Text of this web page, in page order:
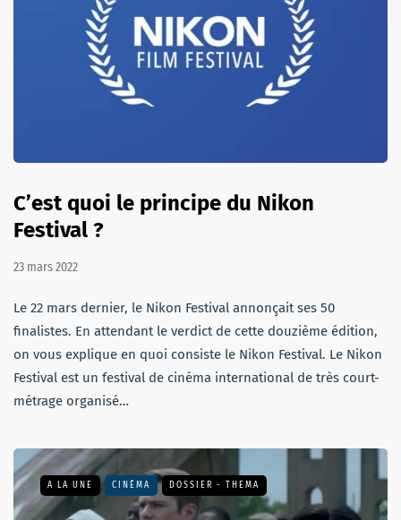
C’est quoi le principe du Nikon
Festival ?
23 mars 2022
Le 22 mars dernier, le Nikon Festival annonçait ses 50
finalistes. En attendant le verdict de cette douzième édition,
on vous explique en quoi consiste le Nikon Festival. Le Nikon
Festival est un festival de cinéma international de très court-
métrage organisé…
A LA UNE CINÉMA DOSSIER - THEMA